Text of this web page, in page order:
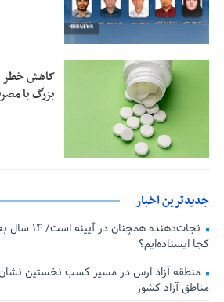
کاهش خطر
بزرگ با
جدیدترین اخبار
نجات‌دهنده‌
کجا ایستاده‌ایم؟
منطقه آزاد ارس در مسیر کسب نخستین
مناطق آزاد کشور